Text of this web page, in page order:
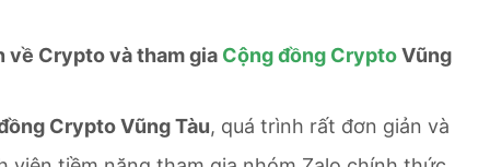
về Crypto và tham gia Cộng đồng CryptoVũng
Crypto Vũng Tàu, quá trình rất đơn giản và